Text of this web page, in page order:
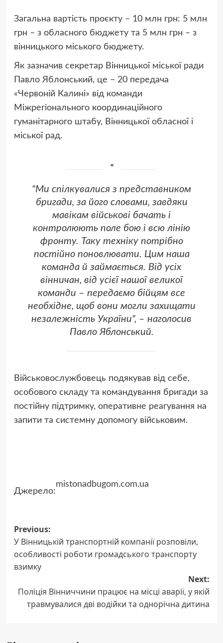
Загальна вартість проєкту – 10 млн грн: 5 млн
грн – з обласного бюджету та 5 млн грн – з
вінницького міського бюджету.
Як зазначив секретар Вінницької міської ради
Павло Яблонський, це – 20 передача
«Червоній Калині» від команди
Міжрегіонального координаційного
гуманітарного штабу, Вінницької обласної і
міської рад.
"Ми спілкувалися з представником
бригади, за його словами, завдяки
мавікам військові бачать і
контролюють поле бою і всю лінію
фронту. Таку техніку потрібно
постійно поновлювати. Цим наша
команда й займається. Від усіх
вінничан, від усієї нашої великої
команди – передаємо бійцям все
необхідне, щоб вони могли захищати
незалежність України", – наголосив
Павло Яблонський.
Військовослужбовець подякував від себе,
особового складу та командування бригади за
постійну підтримку, оперативне реагування на
запити та системну допомогу військовим.
Джерело:
mistonadbugom.com.ua
Post
navigation
Previous:
У Вінницькій транспортній компанії розповіли,
особливості роботи громадського транспорту
взимку
Next:
Поліція Вінниччини працює на місці аварії, у якій
травмувалися дві водійки та однорічна дитина